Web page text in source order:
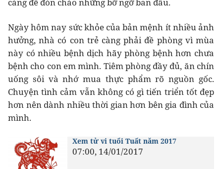
càng để đón chào những bỡ ngỡ ban đầu.
Ngày hôm nay sức khỏe của bản mệnh ít nhiều ảnh
hưởng, nhà có con trẻ càng phải đề phòng vì mùa
này có nhiều bệnh dịch hãy phòng bệnh hơn chưa
bệnh cho con em mình. Tiêm phòng đầy đủ, ăn chín
uống sôi và nhớ mua thực phẩm rõ nguồn gốc.
Chuyện tình cảm vẫn không có gì tiến triển tốt đẹp
hơn nên dành nhiều thời gian hơn bên gia đình của
mình.
Xem tử vi tuổi Tuất năm 2017
07:00, 14/01/2017